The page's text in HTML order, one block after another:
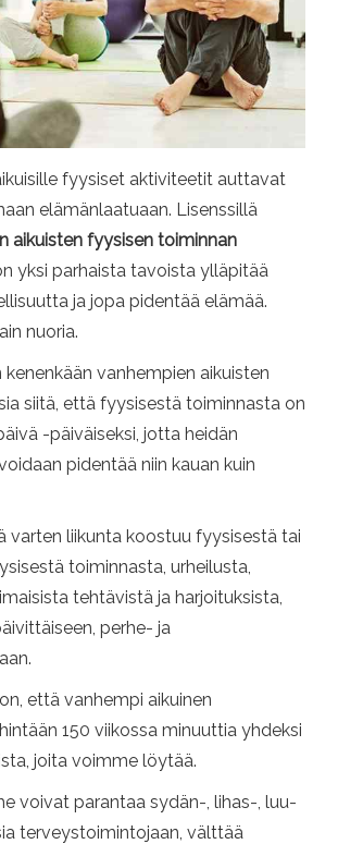
fyysiset aktiviteetit auttavat
elämänlaatuaan. Lisenssillä
aikuisten fyysisen toiminnan
yksi parhaista tavoista ylläpitää
ja jopa pidentää elämää.
nuoria.
kenenkään vanhempien aikuisten
siitä, että fyysisestä toiminnasta on
-päiväiseksi, jotta heidän
pidentää niin kauan kuin
varten liikunta koostuu fyysisestä tai
toiminnasta, urheilusta,
tehtävistä ja harjoituksista,
perhe- ja
että vanhempi aikuinen
150 viikossa minuuttia yhdeksi
joita voimme löytää.
voivat parantaa sydän-, lihas-, luu-
terveystoimintojaan, välttää